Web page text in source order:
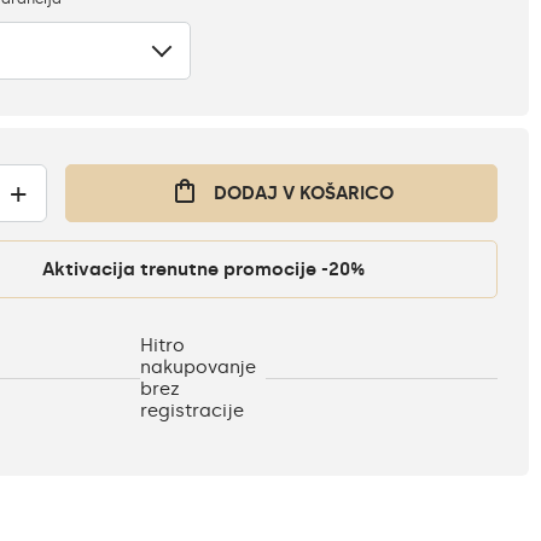
+ DODAJ V KOŠARICO
Aktivacija trenutne promocije -20%
Hitro
nakupovanje
brez
registracije